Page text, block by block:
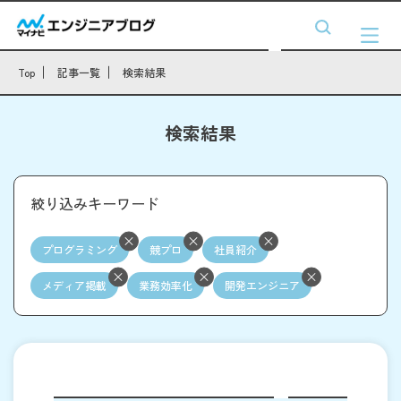
Top 記事一覧 検索結果
検索結果
絞り込みキーワード
プログラミング 競プロ 社員紹介
メディア掲載 業務効率化 開発エンジニア